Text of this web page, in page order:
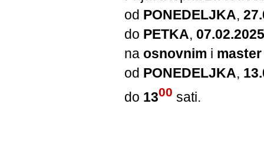
od PONEDELJKA,
do PETKA,
na osnovnim i master
od PONEDELJKA,
do 1300 sati.